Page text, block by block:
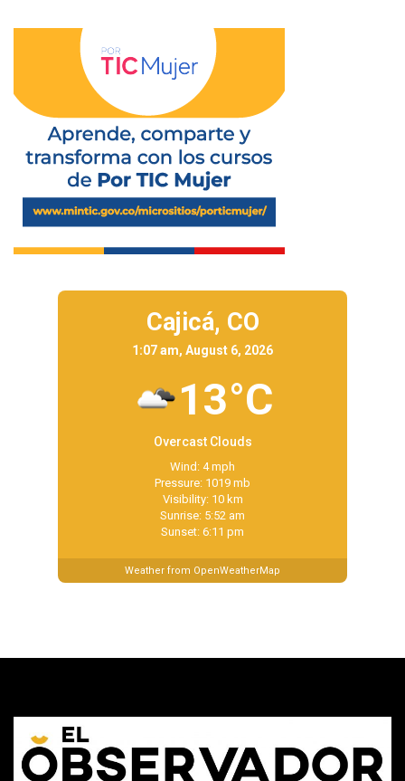
Cajicá, CO
1:07 am, August 6, 2026
13°C
Overcast Clouds
Wind: 4 mph
Pressure: 1019 mb
Visibility: 10 km
Sunrise: 5:52 am
Sunset: 6:11 pm
Weather from OpenWeatherMap